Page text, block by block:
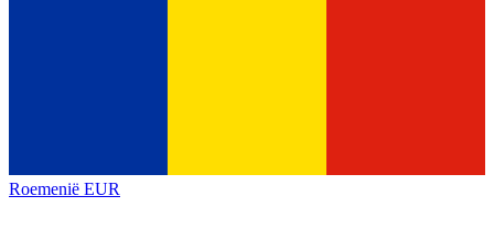
Roemenië EUR